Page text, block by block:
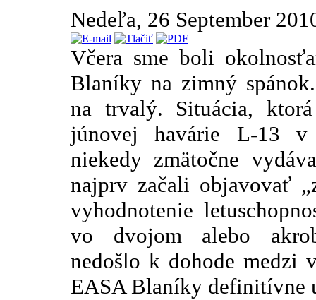
Nedeľa, 26 September
Včera sme boli
Blaníky na zimný
na trvalý. Situácia,
júnovej havárie L-13 v
niekedy zmätočne
najprv začali objavovať
vyhodnotenie
vo dvojom alebo
nedošlo k dohode medzi
EASA Blaníky definitívne